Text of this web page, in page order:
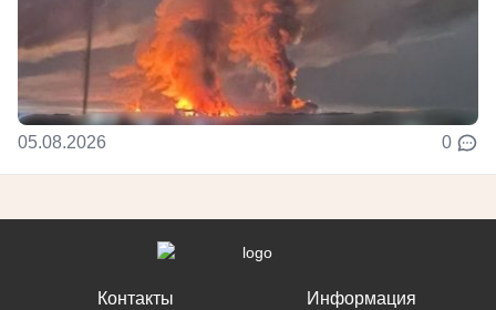
05.08.2026 0
Контакты Информация